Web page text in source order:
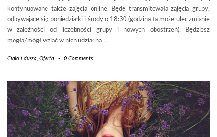
kontynuowane także zajęcia online. Będę transmitowała zajęcia grupy,
odbywające się poniedziałki i środy o 18:30 (godzina ta może ulec zmianie
w zależności od liczebności grupy i nowych obostrzeń). Będziesz
mogła/mógł wziąć w nich udział na …
Ciało i dusza Oferta - 0 Comments